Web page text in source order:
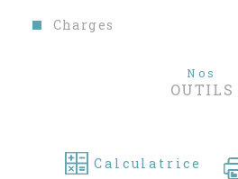
Charges
Nos
OUTILS
Calculatrice